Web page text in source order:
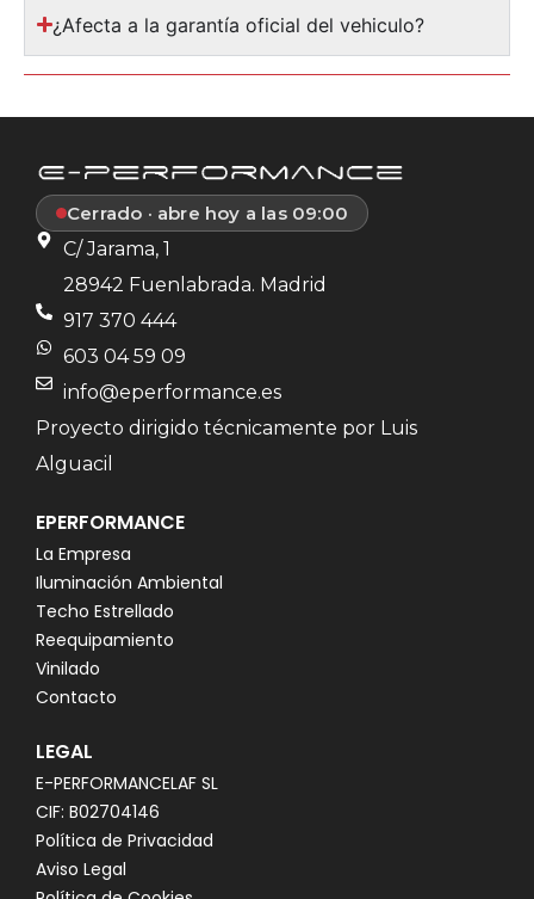
¿Afecta a la garantía oficial del vehiculo?
Cerrado · abre hoy a las 09:00
C/ Jarama, 1
28942 Fuenlabrada. Madrid
917 370 444
603 04 59 09
info@eperformance.es
Proyecto dirigido técnicamente por Luis
Alguacil
EPERFORMANCE
La Empresa
Iluminación Ambiental
Techo Estrellado
Reequipamiento
Vinilado
Contacto
LEGAL
E-PERFORMANCELAF SL
CIF: B02704146
Política de Privacidad
Aviso Legal